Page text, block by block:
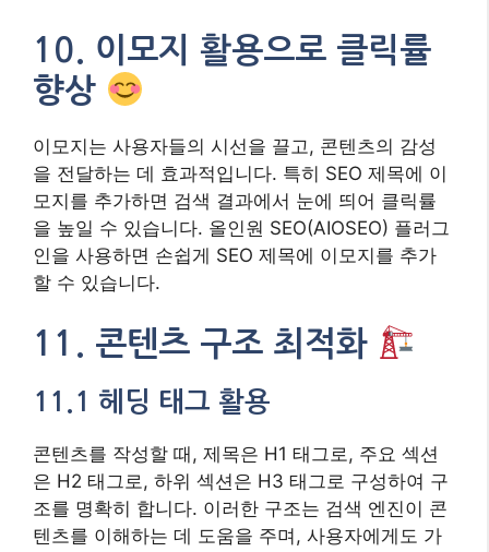
10. 이모지 활용으로 클릭률
향상
이모지는 사용자들의 시선을 끌고, 콘텐츠의 감성
을 전달하는 데 효과적입니다. 특히 SEO 제목에 이
모지를 추가하면 검색 결과에서 눈에 띄어 클릭률
을 높일 수 있습니다. 올인원 SEO(AIOSEO) 플러그
인을 사용하면 손쉽게 SEO 제목에 이모지를 추가
할 수 있습니다.
11. 콘텐츠 구조 최적화
11.1 헤딩 태그 활용
콘텐츠를 작성할 때, 제목은 H1 태그로, 주요 섹션
은 H2 태그로, 하위 섹션은 H3 태그로 구성하여 구
조를 명확히 합니다. 이러한 구조는 검색 엔진이 콘
텐츠를 이해하는 데 도움을 주며, 사용자에게도 가